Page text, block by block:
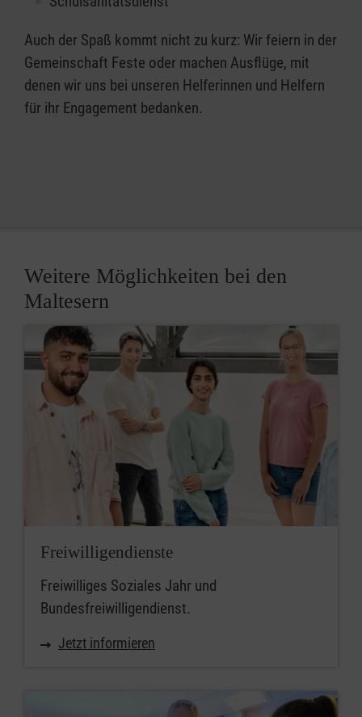
Auch der Spaß kommt nicht zu kurz: Wir feiern in der
Gemeinschaft Feste oder machen Ausflüge, mit
denen wir uns bei unseren Helferinnen und Helfern
für ihr Engagement bedanken.
Weitere Möglichkeiten bei den
Maltesern
Freiwilligendienste
Freiwilliges Soziales Jahr und
Bundesfreiwilligendienst.
Jetzt informieren